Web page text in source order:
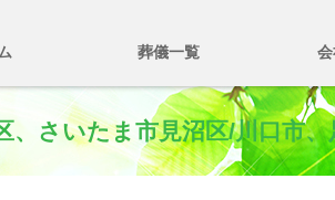
葬儀一覧
さいたま市見沼区/川口市、